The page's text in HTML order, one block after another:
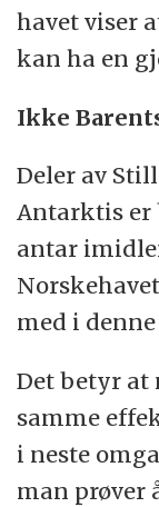
havet viser
kan ha en
Ikke
Deler av
Antarktis er
antar
med i
Det betyr at
samme
i neste
man prøver